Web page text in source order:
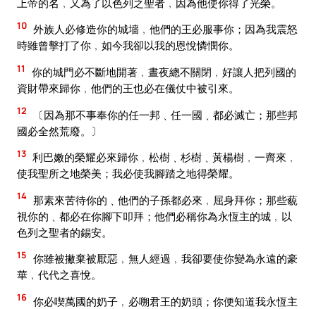
10 外族人必修造你的城墻﹐他們的王必服事你；因為我震怒
時雖曾擊打了你﹐如今我卻以我的恩悅憐憫你。
11
你的城門必不斷地開著﹐晝夜總不關閉﹐好讓人把列國的
資財帶來歸你﹐他們的王也必在儀仗中被引來。
12
〔因為那不事奉你的任一邦﹑任一國﹑都必滅亡；那些邦
國必全然荒廢。〕
13 利巴嫩的榮耀必來歸你﹐松樹﹑杉樹﹑黃楊樹﹐一齊來﹐
使我聖所之地榮美；我必使我腳踏之地得榮耀。
14 那素來苦待你的﹑他們的子孫都必來﹐屈身拜你；那些藐
視你的﹑都必在你腳下叩拜；他們必稱你為永恆主的城﹐以
色列之聖者的錫安。
15 你雖被撇棄被厭惡﹐無人經過﹐我卻要使你變為永遠的豪
華﹐代代之喜悅。
16 你必喫萬國的奶子﹐必嗍君王的奶頭；你便知道我永恆主